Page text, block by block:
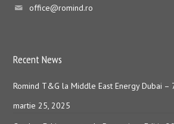
office@romind.ro
Recent News
Romind T&G la Middle East Energy Dubai
martie 25, 2025